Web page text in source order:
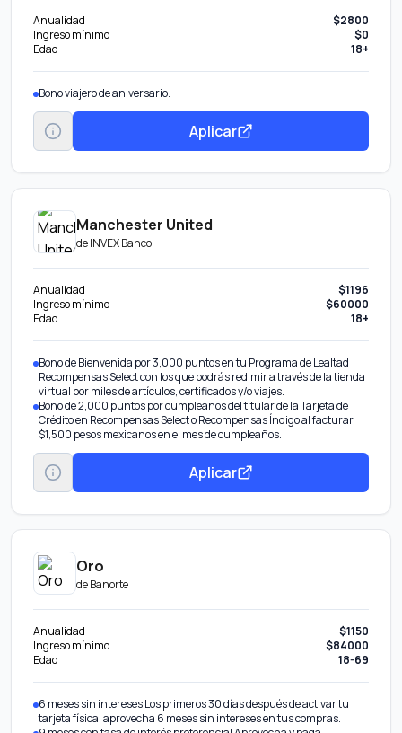
Anualidad
$2800
Ingreso mínimo
$0
Edad
18+
Bono viajero de aniversario.
Aplicar
Manchester United
deINVEX Banco
Anualidad
$1196
Ingreso mínimo
$60000
Edad
18+
Bono de Bienvenida por 3,000 puntos en tu Programa de Lealtad
Recompensas Select con los que podrás redimir a través de la tienda
virtual por miles de artículos, certificados y/o viajes.
Bono de 2,000 puntos por cumpleaños del titular de la Tarjeta de
Crédito en Recompensas Select o Recompensas Índigo al facturar
$1,500 pesos mexicanos en el mes de cumpleaños.
Aplicar
Oro
deBanorte
Anualidad
$1150
Ingreso mínimo
$84000
Edad
18-69
6 meses sin intereses Los primeros 30 días después de activar tu
tarjeta física, aprovecha 6 meses sin intereses en tus compras.